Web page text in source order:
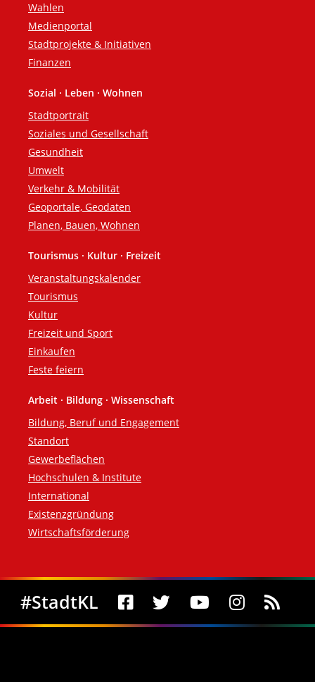
Wahlen
Medienportal
Stadtprojekte & Initiativen
Finanzen
Sozial · Leben · Wohnen
Stadtportrait
Soziales und Gesellschaft
Gesundheit
Umwelt
Verkehr & Mobilität
Geoportale, Geodaten
Planen, Bauen, Wohnen
Tourismus · Kultur · Freizeit
Veranstaltungskalender
Tourismus
Kultur
Freizeit und Sport
Einkaufen
Feste feiern
Arbeit · Bildung · Wissenschaft
Bildung, Beruf und Engagement
Standort
Gewerbeflächen
Hochschulen & Institute
International
Existenzgründung
Wirtschaftsförderung
Social Media
#StadtKL